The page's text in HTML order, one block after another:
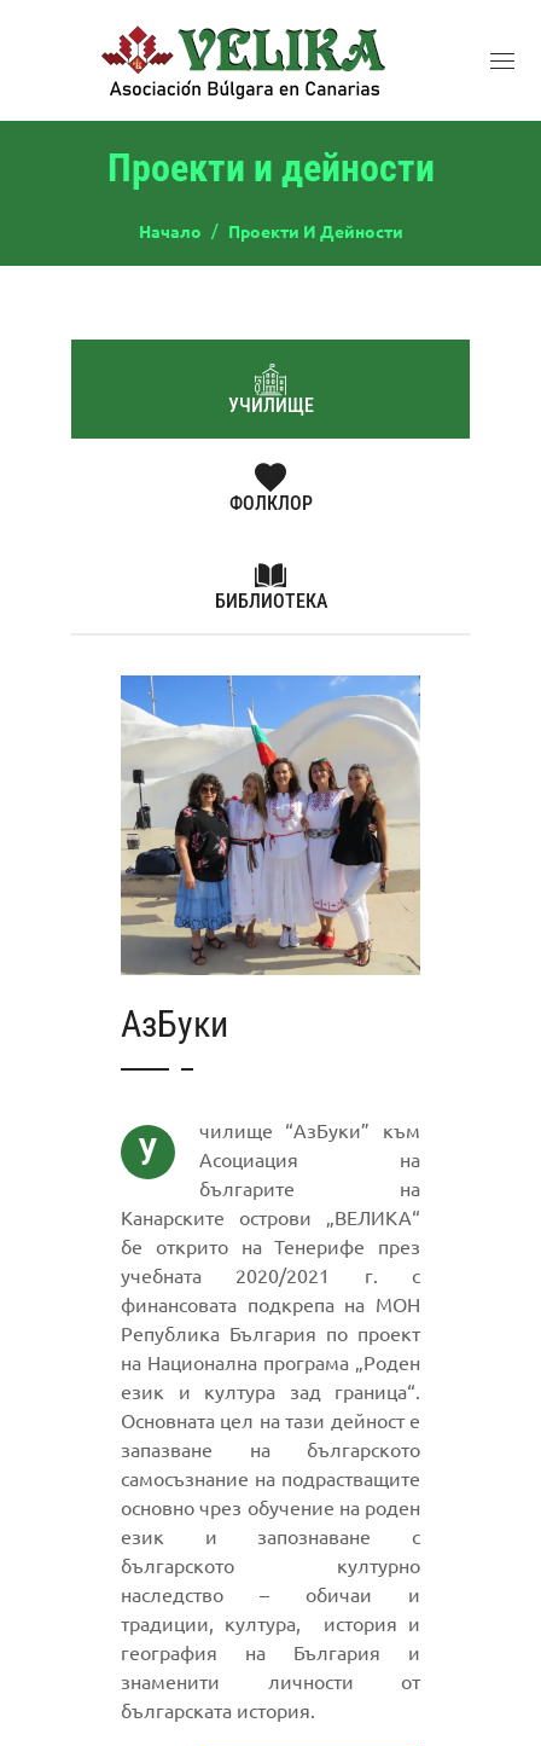
Проекти и дейности
Начало Проекти И Дейности
УЧИЛИЩЕ
ФОЛКЛОР
БИБЛИОТЕКА
АзБуки
У
чилище “АзБуки” към
Асоциация на
българите на
Канарските острови „ВЕЛИКА“
бе открито на Тенерифе през
учебната 2020/2021 г. с
финансовата подкрепа на МОН
Република България по проект
на Национална програма „Роден
език и култура зад граница“.
Основната цел на тази дейност е
запазване на българското
самосъзнание на подрастващите
основно чрез обучение на роден
език и запознаване с
българското културно
наследство – обичаи и
традиции, култура, история и
география на България и
знаменити личности от
българската история.